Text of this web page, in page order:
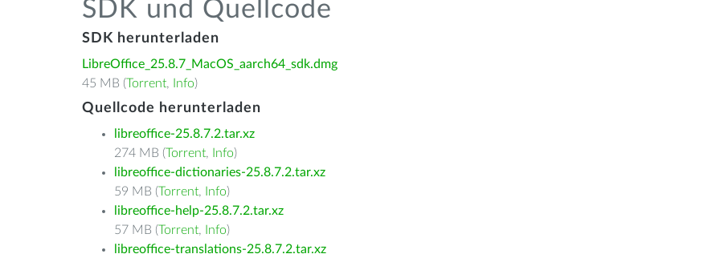
SDK und Quellcode
SDK herunterladen
LibreOffice_25.8.7_MacOS_aarch64_sdk.dmg
45 MB (Torrent, Info)
Quellcode herunterladen
libreoffice-25.8.7.2.tar.xz
274 MB (Torrent, Info)
libreoffice-dictionaries-25.8.7.2.tar.xz
59 MB (Torrent, Info)
libreoffice-help-25.8.7.2.tar.xz
57 MB (Torrent, Info)
libreoffice-translations-25.8.7.2.tar.xz